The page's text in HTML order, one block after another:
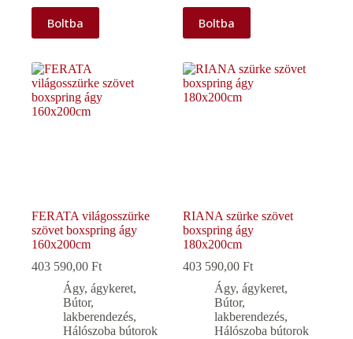
Boltba Boltba
FERATA világosszürke
szövet boxspring ágy
160x200cm
403 590,00 Ft
Ágy, ágykeret,
Bútor,
lakberendezés,
Hálószoba bútorok
RIANA szürke szövet
boxspring ágy
180x200cm
403 590,00Ft
Ágy, ágykeret,
Bútor,
lakberendezés,
Hálószoba bútorok